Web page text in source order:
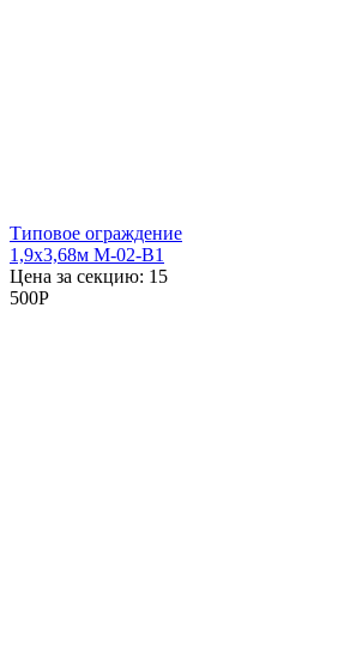
Типовое ограждение
1,9x3,68м М-02-В1
Цена за секцию: 15
500P